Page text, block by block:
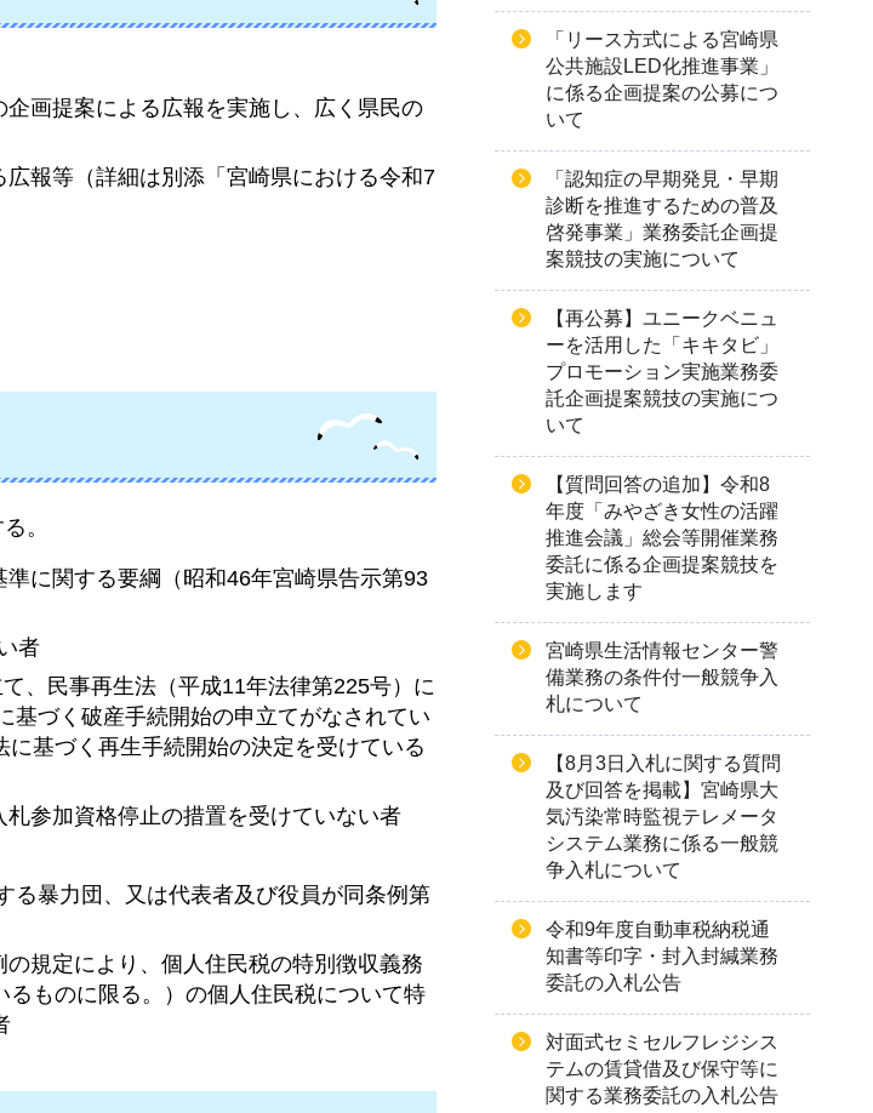
画提案による広報を実施し、広く県民の
報等（詳細は別添「宮崎県における令和7
。
に関する要綱（昭和46年宮崎県告示第93
者
、民事再生法（平成11年法律第225号）に
基づく破産手続開始の申立てがなされてい
基づく再生手続開始の決定を受けている
参加資格停止の措置を受けていない者
る暴力団、又は代表者及び役員が同条例第
規定により、個人住民税の特別徴収義務
ものに限る。）の個人住民税について特
「リース方式による宮崎県
公共施設LED化推進事業」
に係る企画提案の公募につ
いて
「認知症の早期発見・早期
診断を推進するための普及
啓発事業」業務委託企画提
案競技の実施について
【再公募】ユニークベニュ
ーを活用した「キキタビ」
プロモーション実施業務委
託企画提案競技の実施につ
いて
【質問回答の追加】令和8
年度「みやざき女性の活躍
推進会議」総会等開催業務
委託に係る企画提案競技を
実施します
宮崎県生活情報センター警
備業務の条件付一般競争入
札について
【8月3日入札に関する質問
及び回答を掲載】宮崎県大
気汚染常時監視テレメータ
システム業務に係る一般競
争入札について
令和9年度自動車税納税通
知書等印字・封入封緘業務
委託の入札公告
対面式セミセルフレジシス
テムの賃貸借及び保守等に
関する業務委託の入札公告